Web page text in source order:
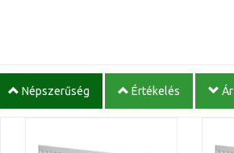
Népszerűség Értékelés Ár